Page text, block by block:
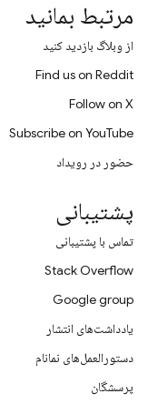
مرتبط بمانید
از وبلاگ بازدید کنید
Find us on Reddit
Follow on X
Subscribe on YouTube
حضور در رویداد
پشتیبانی
تماس با پشتیبانی
Stack Overflow
Google group
یادداشت‌های انتشار
دستورالعمل‌های نمانام
پرسشگان